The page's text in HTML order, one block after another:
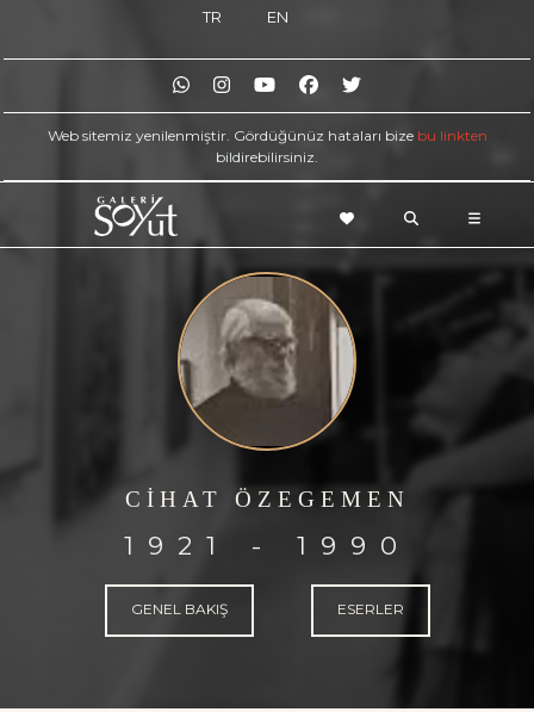
TR EN
Web sitemiz yenilenmiştir. Gördüğünüz hataları bize bu linkten
bildirebilirsiniz.
CİHAT ÖZEGEMEN
1921 - 1990
GENEL BAKIŞ ESERLER